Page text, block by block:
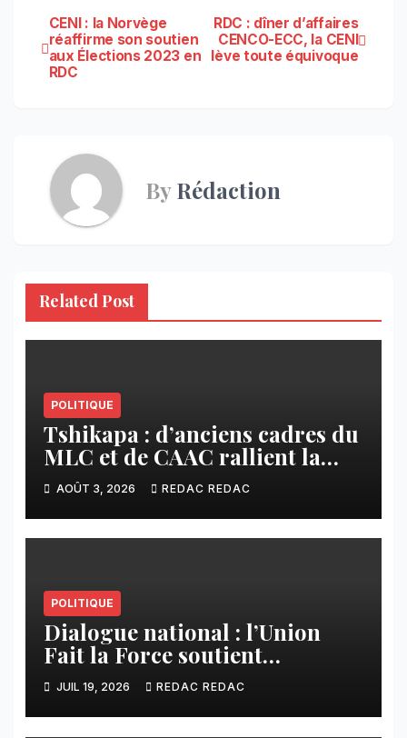
Navigation
de
RDC : dîner d’affaires
CENCO-ECC, la CENI
lève toute équivoque
CENI : la Norvège
réaffirme son soutien
aux Élections 2023 en
RDC
ByRédaction
Related Post
POLITIQUE
Tshikapa : d’anciens cadres du
MLC et de CAAC rallient la
Dynamique pour la
Transformation du Congo
AOÛT 3, 2026 REDAC REDAC
POLITIQUE
Dialogue national : l’Union
Fait la Force soutient
l’initiative de Tshisekedi et
s’oppose à la participation des
groupes armés
JUIL 19, 2026 REDAC REDAC